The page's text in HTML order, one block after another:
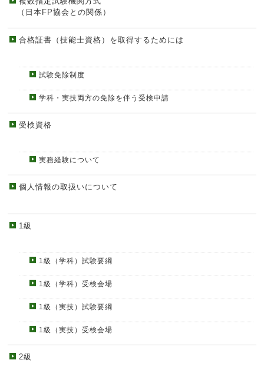
（日本FP協会との関係）
合格証書（技能士資格）を取得するためには
試験免除制度
学科・実技両方の免除を伴う受検申請
受検資格
実務経験について
個人情報の取扱いについて
1級
1級（学科）試験要綱
1級（学科）受検会場
1級（実技）試験要綱
1級（実技）受検会場
2級